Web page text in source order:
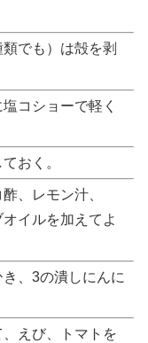
でも）は殻を剥
コショーで軽く
おく。
、レモン汁、
イルを加えてよ
、3の潰しにんに
えび、トマトを